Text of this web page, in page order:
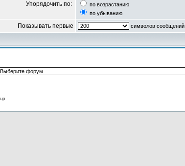
Упорядочить по:
по возрастанию
по убыванию
Показывать первые символов сообщений